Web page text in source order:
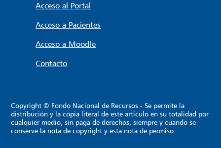
Acceso al Portal
Acceso a Pacientes
Acceso a Moodle
Contacto
Copyright © Fondo Nacional de Recursos - Se permite la
distribución y la copia literal de este artículo en su totalidad por
cualquier medio, sin paga de derechos, siempre y cuando se
conserve la nota de copyright y esta nota de permiso.